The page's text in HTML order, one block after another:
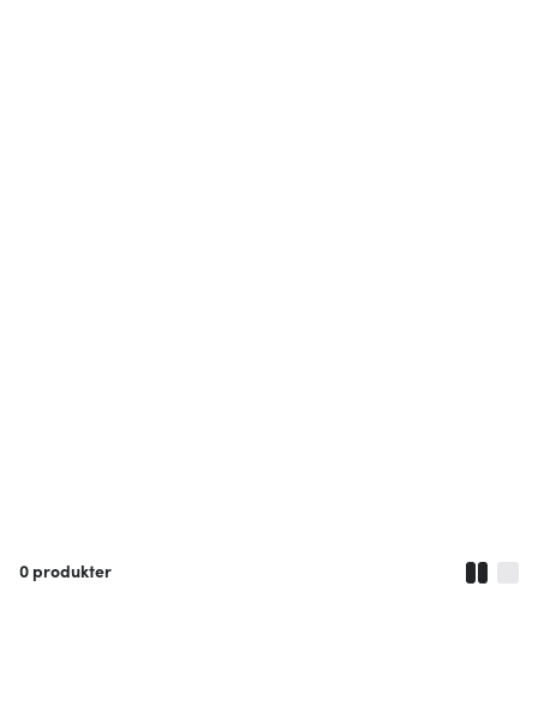
0 produkter